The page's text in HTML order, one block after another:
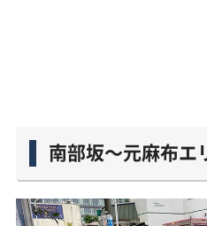
南部坂〜元麻布エ